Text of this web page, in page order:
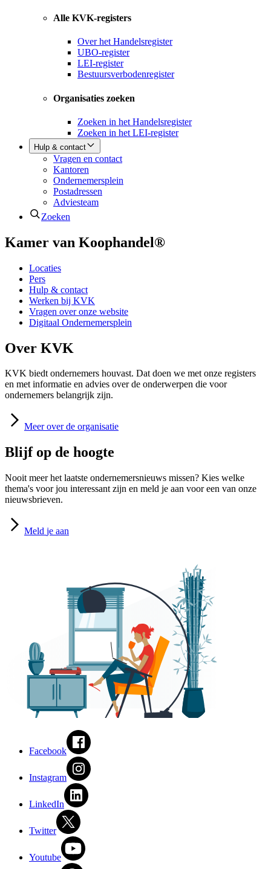
Alle KVK-registers
Over het Handelsregister
UBO-register
LEI-register
Bestuursverbodenregister
Organisaties zoeken
Zoeken in het Handelsregister
Zoeken in het LEI-register
Hulp & contact
Vragen en contact
Kantoren
Ondernemersplein
Postadressen
Adviesteam
Zoeken
Kamer van Koophandel®
Locaties
Pers
Hulp & contact
Werken bij KVK
Vragen over onze website
Digitaal Ondernemersplein
Over KVK
KVK biedt ondernemers houvast. Dat doen we met onze registers
en met informatie en advies over de onderwerpen die voor
ondernemers belangrijk zijn.
Meer over de organisatie
Blijf op de hoogte
Nooit meer het laatste ondernemersnieuws missen? Kies welke
thema's voor jou interessant zijn en meld je aan voor een van onze
nieuwsbrieven.
Meld je aan
Facebook
Instagram
LinkedIn
Twitter
Youtube